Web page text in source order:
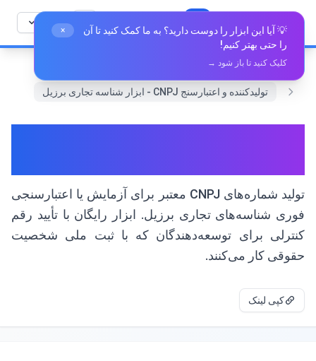
پرش به محتوا
Whiz Tools فارسی
خانه
حقوقی و تجاری
تولیدکننده و اعتبارسنج CNPJ - ابزار شناسه تجاری برزیل
تولید شماره‌های CNPJ معتبر برای آزمایش یا اعتبارسنجی
فوری شناسه‌های تجاری برزیل. ابزار رایگان با تأیید رقم
کنترلی برای توسعه‌دهندگان که با ثبت ملی شخصیت
حقوقی کار می‌کنند.
کپی لینک
💡 آیا این ابزار را دوست دارید؟ به ما کمک کنید تا آن
را حتی بهتر کنیم!
×
کلیک کنید تا باز شود →